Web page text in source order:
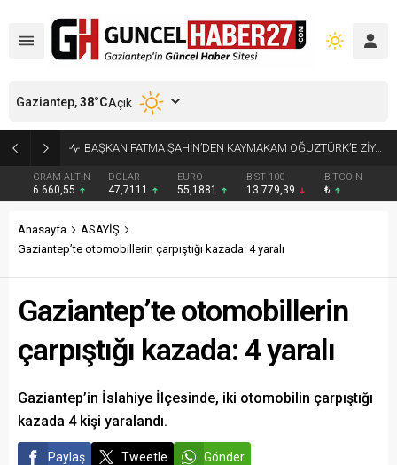
KÜÇÜK AK BALIKÇILLAR AĞAÇLARI BEYAZA BÜRÜDÜ
GRAM ALTIN
6.660,55
DOLAR
47,7111
EURO
55,1881
BIST 100
13.779,39
BITCOIN
₺
Gaziantep,38°CAçık
Anasayfa
ASAYİŞ
Gaziantep’te otomobillerin çarpıştığı kazada: 4 yaralı
Gaziantep’te otomobillerin
çarpıştığı kazada: 4 yaralı
Gaziantep’in İslahiye İlçesinde, iki otomobilin çarpıştığı
kazada 4 kişi yaralandı.
Paylaş Tweetle Gönder